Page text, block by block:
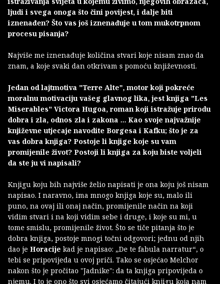
ljudi i svega onoga što čini povijest, i dalje biti
iznenađen? Što vas još iznenađuje u tom mukotrpnom
procesu pisanja?
Najviše me iznenađuje količina stvari koje nisam znao da
znam, a koje svaki dan otkrivam s pomoću književnosti.
Jedan od lajtmotiva "Terre Alte", motor koji pokreće
moralnu motivaciju vašeg glavnog lika, jest knjiga "Les
Miserables" Victora Hugoa, roman koji istražuje prirodu
dobra i zla, odnos zla i zakona ... Kao svoje najvažnije
književne utjecaje navodite Borgesa i Kafku; što je za
vas dobra knjiga? Postoje li knjige koje su vam
promijenile život? Postoji li knjiga za koju biste voljeli
da ste ju vi napisali?
Knjigu koju bih najviše želio napisati je ona koju još nisam
napisao. I naravno, ima mnogo knjiga koje su, malo ili
puno, na ovaj ili onaj način, promijenile način na koji
vidim stvari i na koji vidim sebe i druge, i koje su mi, u
tome smislu, promijenile život. Što se tiče pitanja što je
dobra knjiga, postoje mnogi točni odgovori; jednu od njih
dao je Horacije kad je napisao: „De te fabula narratur“, o
tebi se pripovijeda u ovoj priči. Tako se osjećao Melchor
nakon što je pročitao "Jadnike": da ta knjiga pripovijeda o
njemu. I to je ono što svi osjećamo čitajući knjigu koja nam